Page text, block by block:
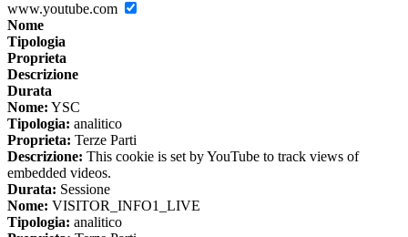
www.youtube.com
Nome
Tipologia
Proprieta
Descrizione
Durata
Nome: YSC
Tipologia: analitico
Proprieta: Terze Parti
Descrizione: This cookie is set by YouTube to track views of
embedded videos.
Durata: Sessione
Nome: VISITOR_INFO1_LIVE
Tipologia: analitico